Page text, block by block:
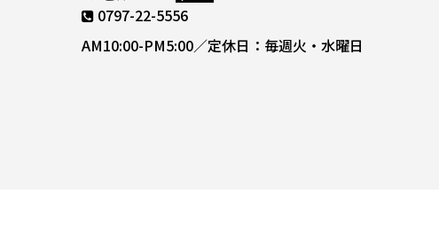
0797-22-5556
AM10:00-PM5:00／定休日：毎週火・水曜日